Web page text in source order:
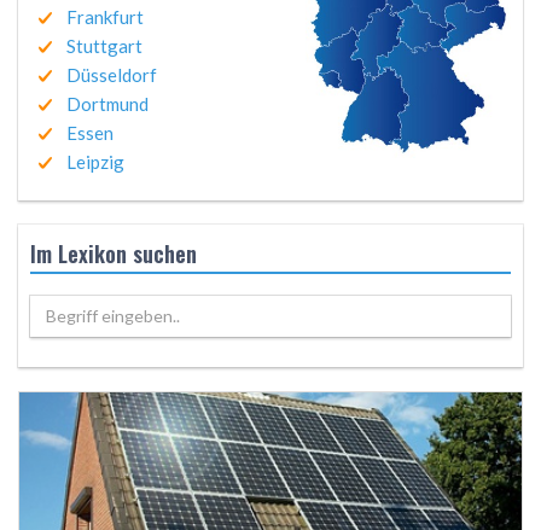
Frankfurt
Stuttgart
Düsseldorf
Dortmund
Essen
Leipzig
Im Lexikon suchen
Begriff eingeben..